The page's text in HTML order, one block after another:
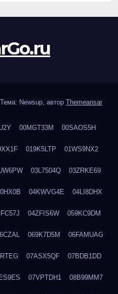
Тема: Newsup, автор Themeansar
00MGT33M 00SAOS5H
019K5LTP 01WS9NX2
03L7504Q 03ZRKE69
04KWVG4E 04LI8DHX
04ZFIS6W 059KC9DM
069K7D5M 06FAMUAG
07ASX5QF 07BDB1DD
07VPTDH1 08B99MM7